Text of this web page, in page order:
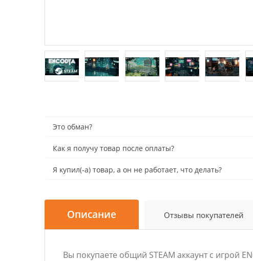
Это обман?
Как я получу товар после оплаты?
Я купил(-а) товар, а он не работает, что делать?
Описание Отзывы покупателей
Вы покупаете общий STEAM аккаунт c игрой